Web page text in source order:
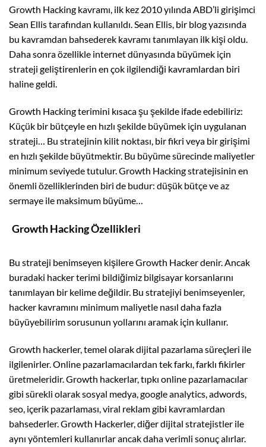
Growth Hacking kavramı, ilk kez 2010 yılında ABD’li girişimci
Sean Ellis tarafından kullanıldı. Sean Ellis, bir blog yazısında
bu kavramdan bahsederek kavramı tanımlayan ilk kişi oldu.
Daha sonra özellikle internet dünyasında büyümek için
strateji geliştirenlerin en çok ilgilendiği kavramlardan biri
haline geldi.
Growth Hacking terimini kısaca şu şekilde ifade edebiliriz:
Küçük bir bütçeyle en hızlı şekilde büyümek için uygulanan
strateji… Bu stratejinin kilit noktası, bir fikri veya bir girişimi
en hızlı şekilde büyütmektir. Bu büyüme sürecinde maliyetler
minimum seviyede tutulur. Growth Hacking stratejisinin en
önemli özelliklerinden biri de budur: düşük bütçe ve az
sermaye ile maksimum büyüme…
Growth Hacking Özellikleri
Bu strateji benimseyen kişilere Growth Hacker denir. Ancak
buradaki hacker terimi bildiğimiz bilgisayar korsanlarını
tanımlayan bir kelime değildir. Bu stratejiyi benimseyenler,
hacker kavramını minimum maliyetle nasıl daha fazla
büyüyebilirim sorusunun yollarını aramak için kullanır.
Growth hackerler, temel olarak dijital pazarlama süreçleri ile
ilgilenirler. Online pazarlamacılardan tek farkı, farklı fikirler
üretmeleridir. Growth hackerlar, tıpkı online pazarlamacılar
gibi sürekli olarak sosyal medya, google analytics, adwords,
seo, içerik pazarlaması, viral reklam gibi kavramlardan
bahsederler. Growth Hackerler, diğer dijital stratejistler ile
aynı yöntemleri kullanırlar ancak daha verimli sonuç alırlar.